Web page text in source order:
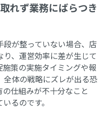
れず業務にばらつき
が整っていない場合、店
、運営効率に差が生じて
策の実施タイミングや報
体の戦略にズレが出る恐
仕組みが不十分なこと
るのです。